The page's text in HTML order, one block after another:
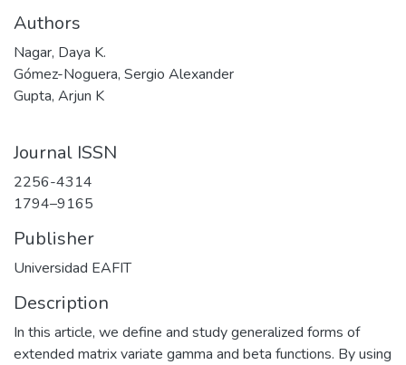
Authors
Nagar, Daya K.
Gómez-Noguera, Sergio Alexander
Gupta, Arjun K
Journal ISSN
2256-4314
1794–9165
Publisher
Universidad EAFIT
Description
In this article, we define and study generalized forms of
extended matrix variate gamma and beta functions. By using